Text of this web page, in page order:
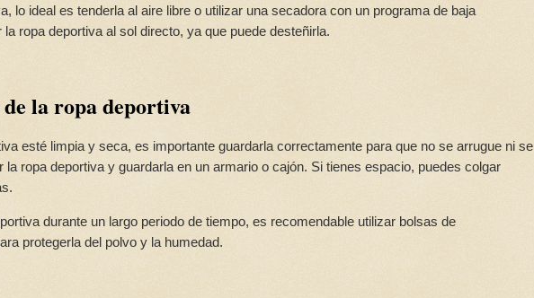
lo ideal es tenderla al aire libre o utilizar una secadora con un programa de baja
ropa deportiva al sol directo, ya que puede desteñirla.
la ropa deportiva
esté limpia y seca, es importante guardarla correctamente para que no se arrugue ni se
la ropa deportiva y guardarla en un armario o cajón. Si tienes espacio, puedes colgar
durante un largo periodo de tiempo, es recomendable utilizar bolsas de
protegerla del polvo y la humedad.